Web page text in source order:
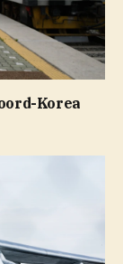
Korea